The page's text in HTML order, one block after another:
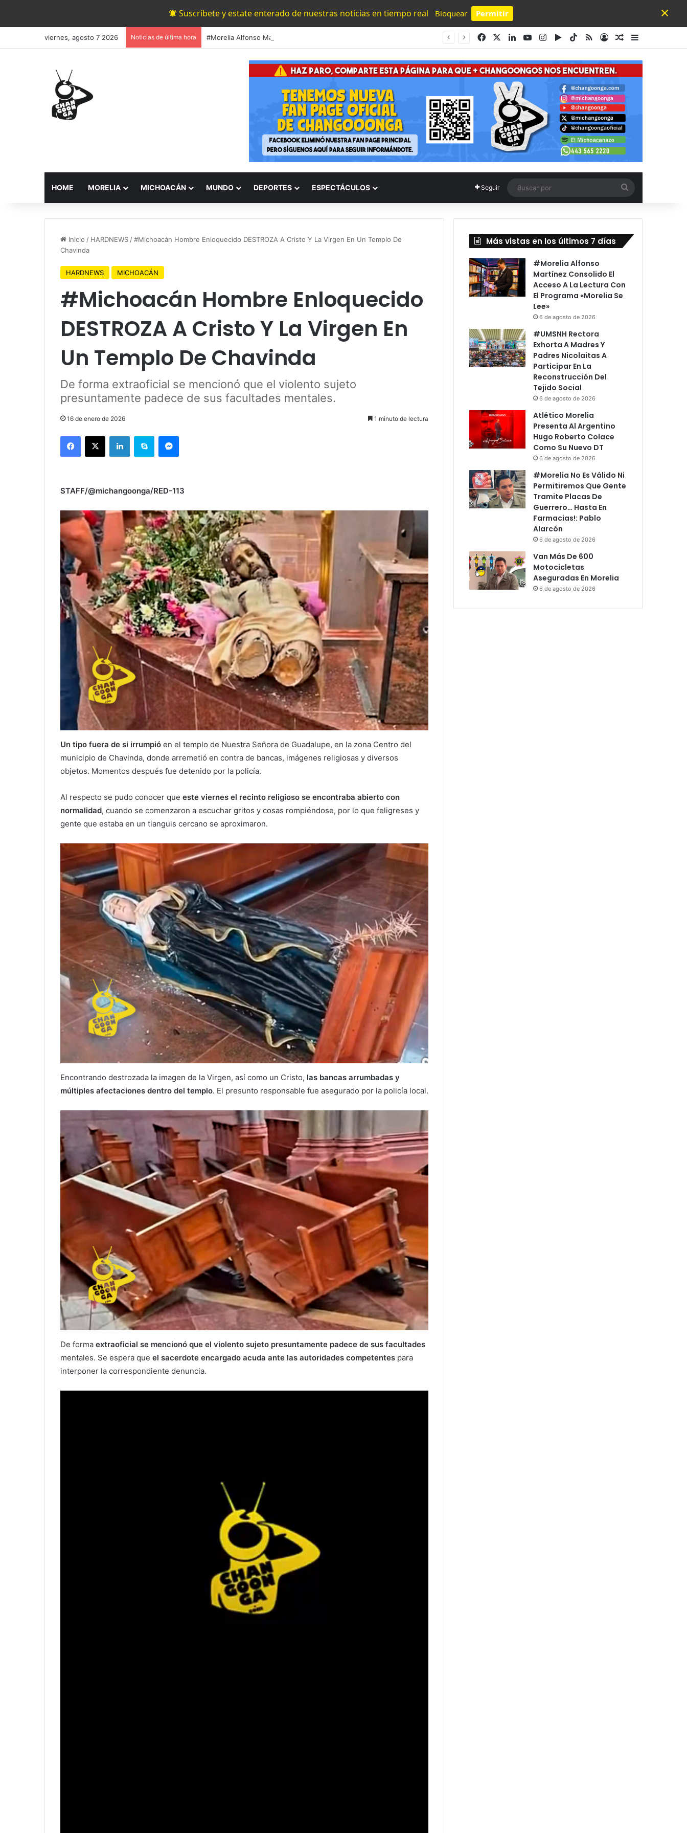
Suscríbete y estate enterado de nuestras noticias en tiempo real Bloquear Permitir
Powered by SendPulse
×
viernes, agosto 7 2026 Noticias de última hora FacebookLinkedInYouTubeInstagram
Google Play
TikTok
RSSAccesoPublicación al
Barra lateral
HOME MORELIA MICHOACÁN MUNDO DEPORTES ESPECTÁCULOS Seguir
por
Inicio / HARDNEWS /#Michoacán Hombre Enloquecido DESTROZA A Cristo Y La Virgen En Un Templo De
Chavinda
HARDNEWS MICHOACÁN
#Michoacán Hombre Enloquecido
DESTROZA A Cristo Y La Virgen En
Un Templo De Chavinda
De forma extraoficial se mencionó que el violento sujeto
presuntamente padece de sus facultades mentales.
16 de enero de 2026 1 minuto de lectura
Facebook
X LinkedInSkype Messenger
STAFF/@michangoonga/RED-113
Un tipo fuera de si irrumpió en el templo de Nuestra Señora de Guadalupe, en la zona Centro del
municipio de Chavinda, donde arremetió en contra de bancas, imágenes religiosas y diversos
objetos. Momentos después fue detenido por la policía.
Al respecto se pudo conocer que este viernes el recinto religioso se encontraba abierto con
normalidad, cuando se comenzaron a escuchar gritos y cosas rompiéndose, por lo que feligreses y
gente que estaba en un tianguis cercano se aproximaron.
Encontrando destrozada la imagen de la Virgen, así como un Cristo, las bancas arrumbadas y
múltiples afectaciones dentro del templo. El presunto responsable fue asegurado por la policía local.
De forma extraoficial se mencionó que el violento sujeto presuntamente padece de sus facultades
mentales. Se espera que el sacerdote encargado acuda ante las autoridades competentes para
interponer la correspondiente denuncia.
Más vistas en los últimos 7 días
#Morelia Alfonso
Martínez Consolido El
Acceso A La Lectura Con
El Programa «Morelia Se
Lee»
6 de agosto de 2026
#UMSNH Rectora
Exhorta A Madres Y
Padres Nicolaitas A
Participar En La
Reconstrucción Del
Tejido Social
6 de agosto de 2026
Atlético Morelia
Presenta Al Argentino
Hugo Roberto Colace
Como Su Nuevo DT
6 de agosto de 2026
#Morelia No Es Válido Ni
Permitiremos Que Gente
Tramite Placas De
Guerrero… Hasta En
Farmacias!: Pablo
Alarcón
6 de agosto de 2026
Van Más De 600
Motocicletas
Aseguradas En Morelia
6 de agosto de 2026